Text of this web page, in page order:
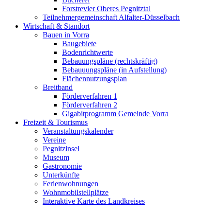
Forstrevier Oberes Pegnitztal
Teilnehmergemeinschaft Alfalter-Düsselbach
Wirtschaft & Standort
Bauen in Vorra
Baugebiete
Bodenrichtwerte
Bebauungspläne (rechtskräftig)
Bebauuungspläne (in Aufstellung)
Flächennutzungsplan
Breitband
Förderverfahren 1
Förderverfahren 2
Gigabitprogramm Gemeinde Vorra
Freizeit & Tourismus
Veranstaltungskalender
Vereine
Pegnitzinsel
Museum
Gastronomie
Unterkünfte
Ferienwohnungen
Wohnmobilstellplätze
Interaktive Karte des Landkreises